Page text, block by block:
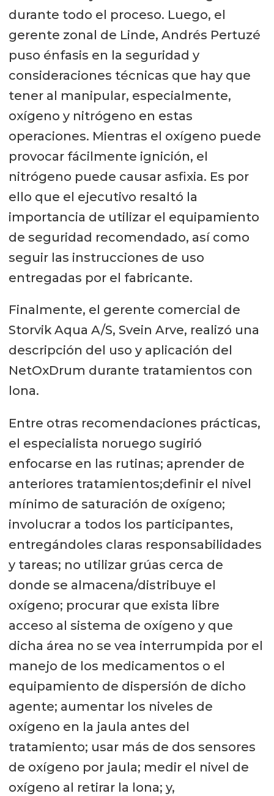
durante todo el proceso. Luego, el
gerente zonal de Linde, Andrés Pertuzé
puso énfasis en la seguridad y
consideraciones técnicas que hay que
tener al manipular, especialmente,
oxígeno y nitrógeno en estas
operaciones. Mientras el oxígeno puede
provocar fácilmente ignición, el
nitrógeno puede causar asfixia. Es por
ello que el ejecutivo resaltó la
importancia de utilizar el equipamiento
de seguridad recomendado, así como
seguir las instrucciones de uso
entregadas por el fabricante.
Finalmente, el gerente comercial de
Storvik Aqua A/S, Svein Arve, realizó una
descripción del uso y aplicación del
NetOxDrum durante tratamientos con
lona.
Entre otras recomendaciones prácticas,
el especialista noruego sugirió
enfocarse en las rutinas; aprender de
anteriores tratamientos;definir el nivel
mínimo de saturación de oxígeno;
involucrar a todos los participantes,
entregándoles claras responsabilidades
y tareas; no utilizar grúas cerca de
donde se almacena/distribuye el
oxígeno; procurar que exista libre
acceso al sistema de oxígeno y que
dicha área no se vea interrumpida por el
manejo de los medicamentos o el
equipamiento de dispersión de dicho
agente; aumentar los niveles de
oxígeno en la jaula antes del
tratamiento; usar más de dos sensores
de oxígeno por jaula; medir el nivel de
oxígeno al retirar la lona; y,